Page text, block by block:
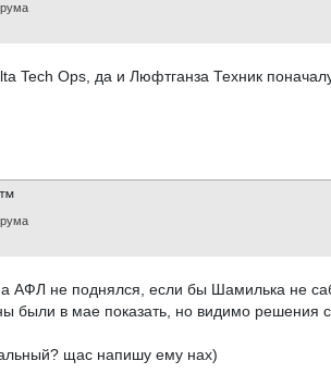
Tech Ops, да и Люфтганза Техник
АФЛ не поднялся, если бы Шамилька не
были в мае показать, но видимо решения
щас напишу ему нах)